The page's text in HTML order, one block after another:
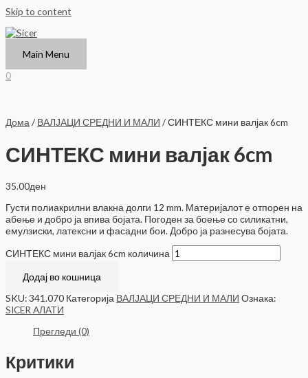
Skip to content
Main Menu
0
Дома / ВАЛЈАЦИ СРЕДНИ И МАЛИ / СИНТЕКС мини валјак 6cm
СИНТЕКС мини валјак 6cm
35.00ден
Густи полиакрилни влакна долги 12 mm. Материјалот е отпорен на
абење и добро ја впива бојата. Погоден за боење со силикатни,
емулзиски, латексни и фасадни бои. Добро ја разнесува бојата.
СИНТЕКС мини валјак 6cm количина
Додај во кошница
SKU:341.070 Категорија ВАЛЈАЦИ СРЕДНИ И МАЛИ Ознака:
SICER АЛАТИ
Прегледи (0)
Критики